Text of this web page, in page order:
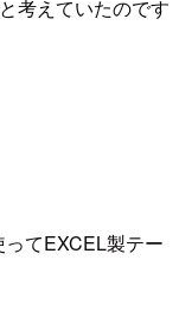
考えていたのです
てEXCEL製テー